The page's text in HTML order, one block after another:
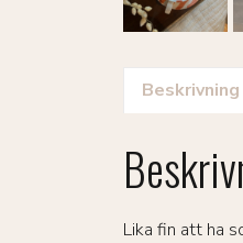
Beskrivning
Lika fin att ha